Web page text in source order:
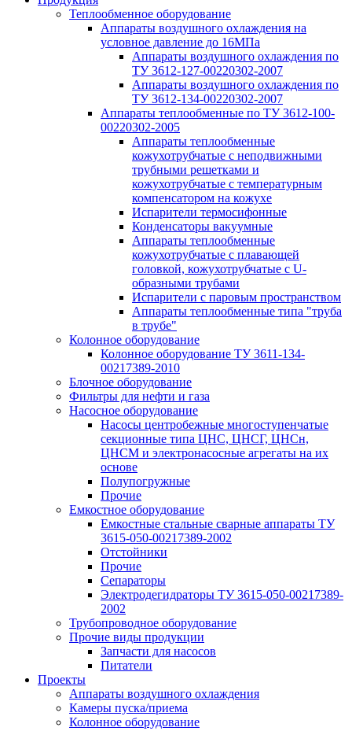
Теплообменное оборудование
Аппараты воздушного охлаждения на
условное давление до 16МПа
Аппараты воздушного охлаждения по
ТУ 3612-127-00220302-2007
Аппараты воздушного охлаждения по
ТУ 3612-134-00220302-2007
Аппараты теплообменные по ТУ 3612-100-
00220302-2005
Аппараты теплообменные
кожухотрубчатые с неподвижными
трубными решетками и
кожухотрубчатые с температурным
компенсатором на кожухе
Испарители термосифонные
Конденсаторы вакуумные
Аппараты теплообменные
кожухотрубчатые с плавающей
головкой, кожухотрубчатые с U-
образными трубами
Испарители с паровым пространством
Аппараты теплообменные типа "труба
в трубе"
Колонное оборудование
Колонное оборудование ТУ 3611-134-
00217389-2010
Блочное оборудование
Фильтры для нефти и газа
Насосное оборудование
Насосы центробежные многоступенчатые
секционные типа ЦНС, ЦНСГ, ЦНСн,
ЦНСМ и электронасосные агрегаты на их
основе
Полупогружные
Прочие
Емкостное оборудование
Емкостные стальные сварные аппараты ТУ
3615-050-00217389-2002
Отстойники
Прочие
Сепараторы
Электродегидраторы ТУ 3615-050-00217389-
2002
Трубопроводное оборудование
Прочие виды продукции
Запчасти для насосов
Питатели
Проекты
Аппараты воздушного охлаждения
Камеры пуска/приема
Колонное оборудование